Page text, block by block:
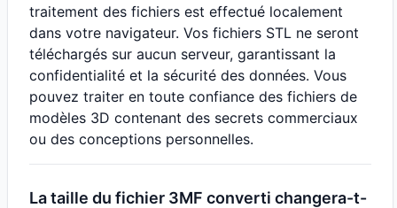
traitement des fichiers est effectué localement
dans votre navigateur. Vos fichiers STL ne seront
téléchargés sur aucun serveur, garantissant la
confidentialité et la sécurité des données. Vous
pouvez traiter en toute confiance des fichiers de
modèles 3D contenant des secrets commerciaux
ou des conceptions personnelles.
La taille du fichier 3MF converti changera-t-